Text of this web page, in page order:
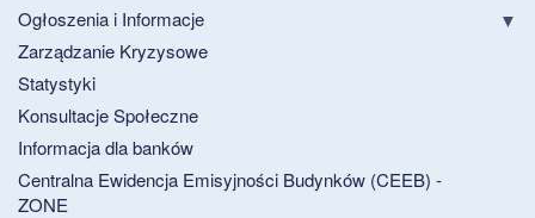
Ogłoszenia i Informacje
Zarządzanie Kryzysowe
Statystyki
Konsultacje Społeczne
Informacja dla banków
Centralna Ewidencja Emisyjności Budynków (CEEB) -
ZONE